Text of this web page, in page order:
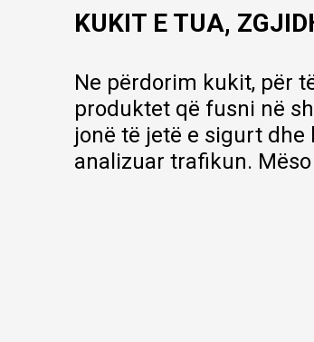
KUKIT E TUA,
Ne përdorim kukit, për
produktet që fusni në
jonë të jetë e sigurt
analizuar trafikun.